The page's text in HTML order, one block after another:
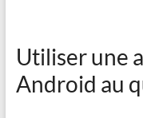
Utiliser une
Android au